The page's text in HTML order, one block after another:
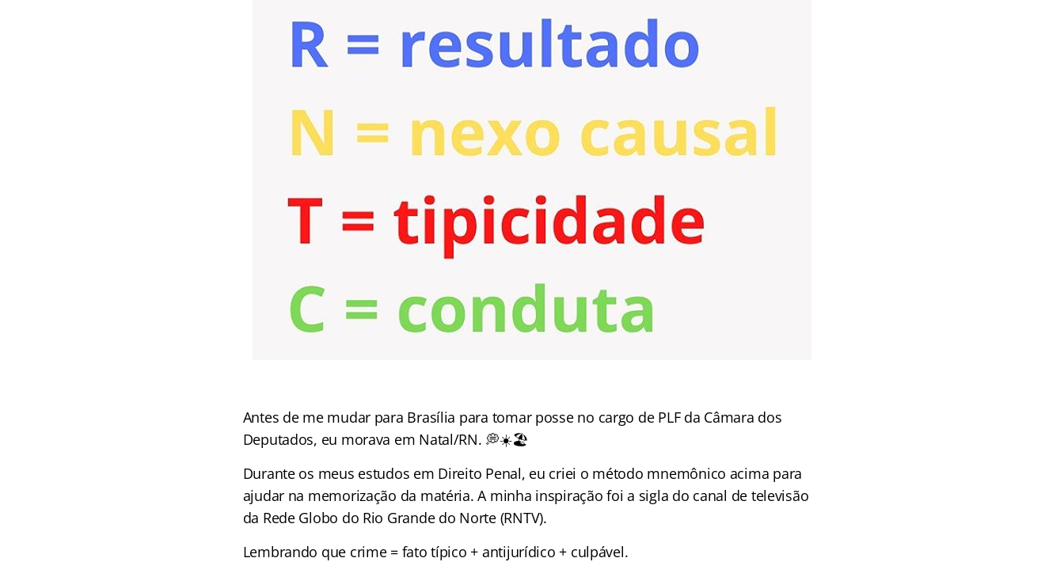
Antes de me mudar para Brasília para tomar posse no cargo de PLF da Câmara dos
Deputados, eu morava em Natal/RN. 💭☀️🏖
Durante os meus estudos em Direito Penal, eu criei o método mnemônico acima para
ajudar na memorização da matéria. A minha inspiração foi a sigla do canal de televisão
da Rede Globo do Rio Grande do Norte (RNTV).
Lembrando que crime = fato típico + antijurídico + culpável.